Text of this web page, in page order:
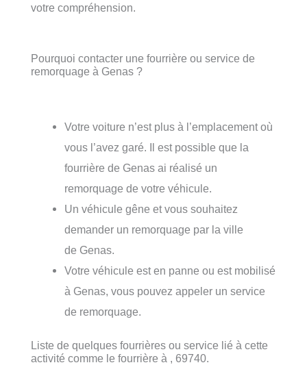
votre compréhension.
Pourquoi contacter une fourrière ou service de
remorquage à Genas ?
Votre voiture n’est plus à l’emplacement où
vous l’avez garé. Il est possible que la
fourrière de Genas ai réalisé un
remorquage de votre véhicule.
Un véhicule gêne et vous souhaitez
demander un remorquage par la ville
de Genas.
Votre véhicule est en panne ou est mobilisé
à Genas, vous pouvez appeler un service
de remorquage.
Liste de quelques fourrières ou service lié à cette
activité comme le fourrière à , 69740.